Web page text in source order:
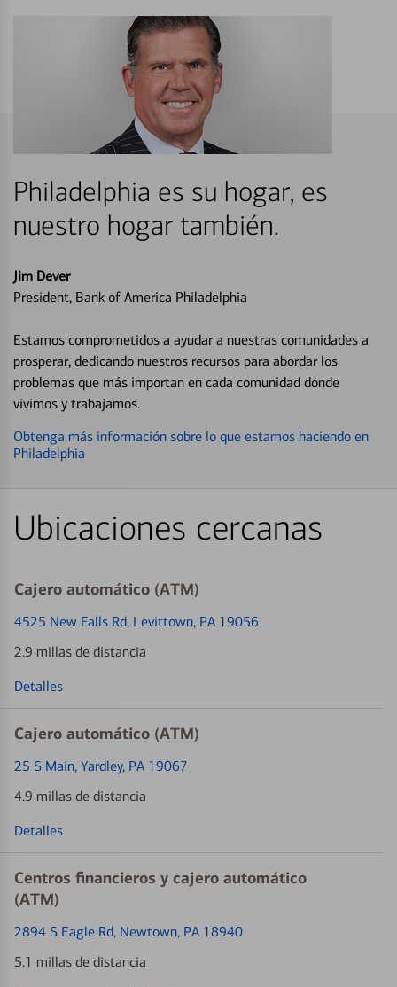
Philadelphia es su hogar, es
nuestro hogar también.
Jim Dever
President, Bank of America Philadelphia
Estamos comprometidos a ayudar a nuestras comunidades a
prosperar, dedicando nuestros recursos para abordar los
problemas que más importan en cada comunidad donde
vivimos y trabajamos.
Obtenga más información sobre lo que estamos haciendo en
Philadelphia
Ubicaciones cercanas
Cajero automático (ATM)
4525 New Falls Rd, Levittown, PA 19056
2.9 millas de distancia
Detalles
Cajero automático (ATM)
25 S Main, Yardley, PA 19067
4.9 millas de distancia
Detalles
Centros financieros y cajero automático
(ATM)
2894 S Eagle Rd, Newtown, PA 18940
5.1 millas de distancia